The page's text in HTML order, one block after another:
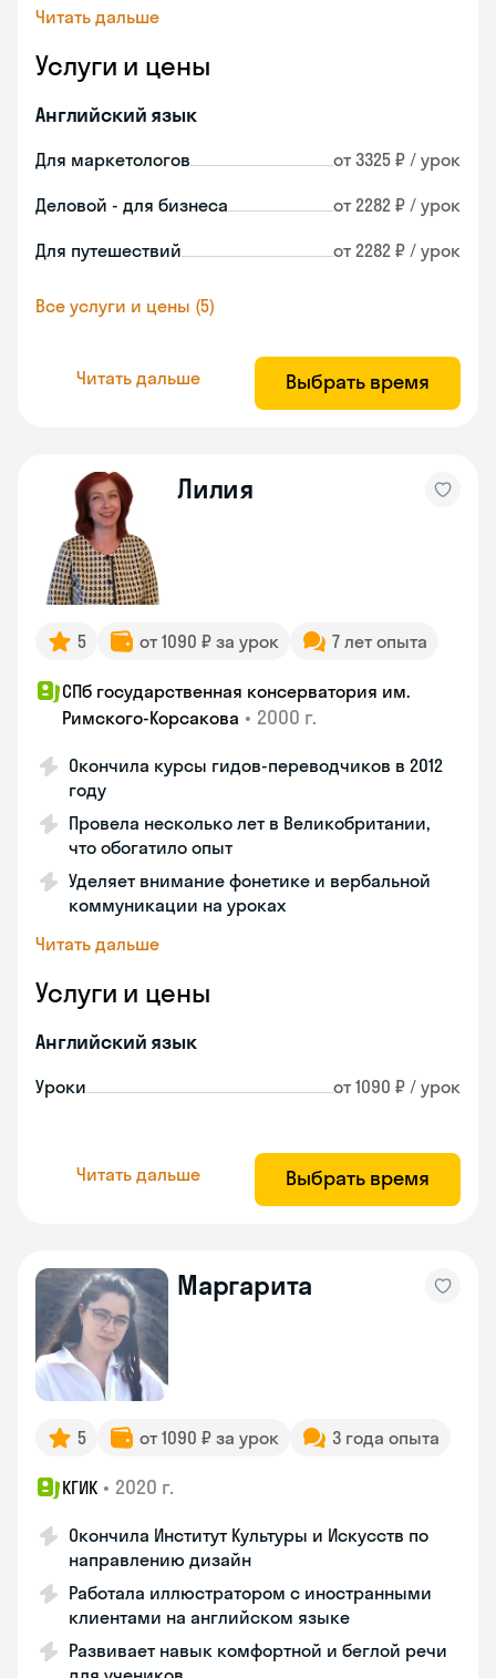
Читать дальше
Услуги и цены
Английский язык
Для маркетологов от 3325 ₽ / урок
Деловой - для бизнеса от 2282 ₽ / урок
Для путешествий от 2282 ₽ / урок
Все услуги и цены (5)
Читать дальше Выбрать время
Лилия
5 от 1090 ₽ за урок 7 лет опыта
СПб государственная консерватория им.
Римского-Корсакова • 2000 г.
Окончила курсы гидов-переводчиков в 2012
году
Провела несколько лет в Великобритании,
что обогатило опыт
Уделяет внимание фонетике и вербальной
коммуникации на уроках
Читать дальше
Услуги и цены
Английский язык
Уроки от 1090 ₽ / урок
Читать дальше Выбрать время
Маргарита
5 от 1090 ₽ за урок 3 года опыта
КГИК • 2020 г.
Окончила Институт Культуры и Искусств по
направлению дизайн
Работала иллюстратором с иностранными
клиентами на английском языке
Развивает навык комфортной и беглой речи